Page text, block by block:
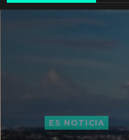
ES NOTICIA